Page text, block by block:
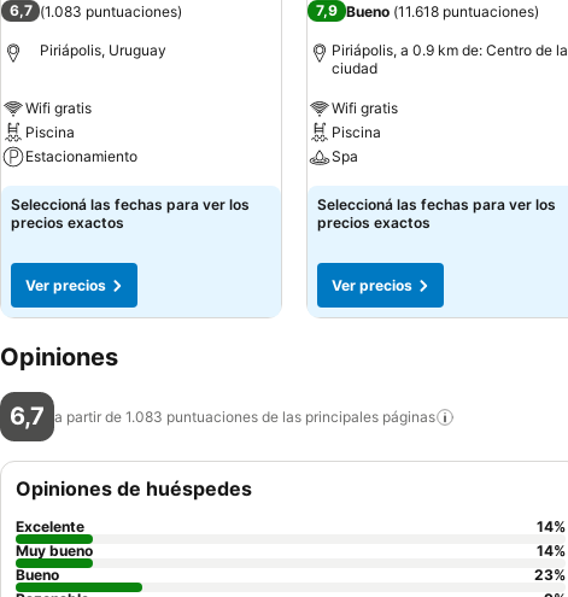
6,7 (1.083 puntuaciones)
Piriápolis, Uruguay
Wifi gratis
Piscina
Estacionamiento
Seleccioná las fechas para ver los
precios exactos
Ver precios
7,9 Bueno (11.618 puntuaciones)
Piriápolis, a 0.9 km de: Centro de la
ciudad
Wifi gratis
Piscina
Spa
Seleccioná las fechas para ver los
precios exactos
Ver precios
Opiniones
6,7 a partir de 1.083 puntuaciones de las principales páginas
Opiniones de huéspedes
Excelente 14%
Muy bueno
14%
Bueno
23%